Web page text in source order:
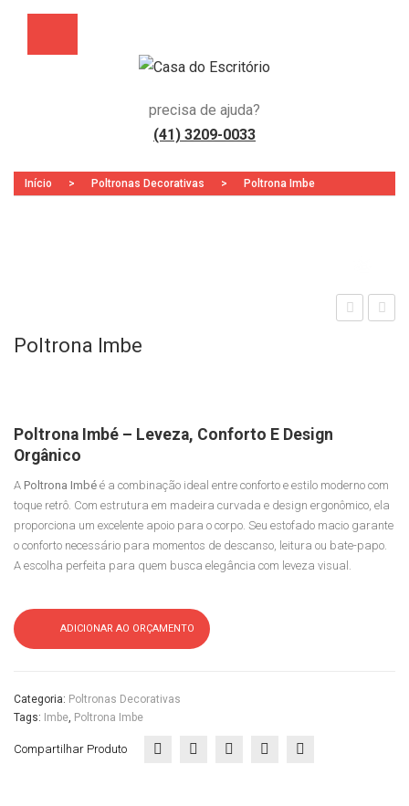
precisa de ajuda?
(41) 3209-0033
Início > Poltronas Decorativas > Poltrona Imbe
Poltrona Imbe
Poltrona Imbé – Leveza, Conforto E Design
Orgânico
A Poltrona Imbé é a combinação ideal entre conforto e estilo moderno com
toque retrô. Com estrutura em madeira curvada e design ergonômico, ela
proporciona um excelente apoio para o corpo. Seu estofado macio garante
o conforto necessário para momentos de descanso, leitura ou bate-papo.
A escolha perfeita para quem busca elegância com leveza visual.
ADICIONAR AO ORÇAMENTO
Categoria: Poltronas Decorativas
Tags: Imbe, Poltrona Imbe
Compartilhar Produto